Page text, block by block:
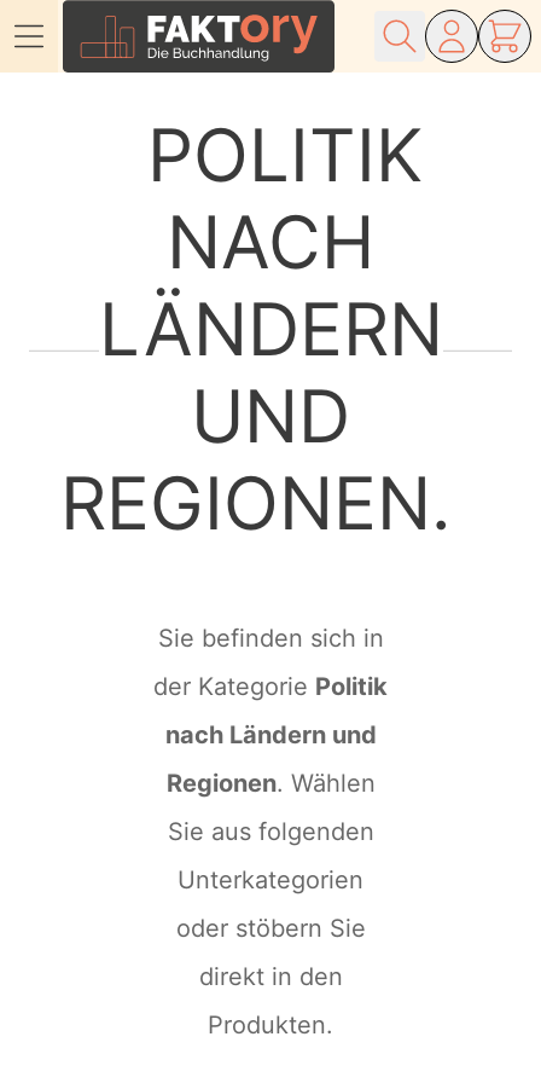
POLITIK
NACH
LÄNDERN
UND
REGIONEN
Sie befinden sich in
der Kategorie Politik
nach Ländern und
Regionen. Wählen
Sie aus folgenden
Unterkategorien
oder stöbern Sie
direkt in den
Produkten.